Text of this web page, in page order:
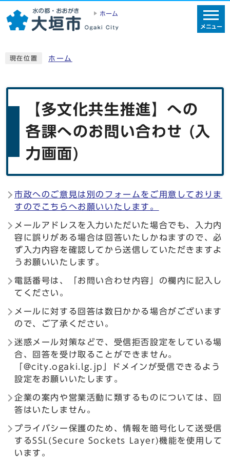
ホーム
メニュー
現在位置 ホーム
【多文化共生推進】への
各課へのお問い合わせ (入
力画面)
市政へのご意見は別のフォームをご用意しておりま
すのでこちらへお願いいたします。
メールアドレスを入力いただいた場合でも、入力内
容に誤りがある場合は回答いたしかねますので、必
ず入力内容を確認してから送信していただきますよ
うお願いいたします。
電話番号は、「お問い合わせ内容」の欄内に記入し
てください。
メールに対する回答は数日かかる場合がございます
ので、ご了承ください。
迷惑メール対策などで、受信拒否設定をしている場
合、回答を受け取ることができません。
「@city.ogaki.lg.jp」ドメインが受信できるよう
設定をお願いいたします。
企業の案内や営業活動に類するものについては、回
答はいたしません。
プライバシー保護のため、情報を暗号化して送受信
するSSL(Secure Sockets Layer)機能を使用して
います。